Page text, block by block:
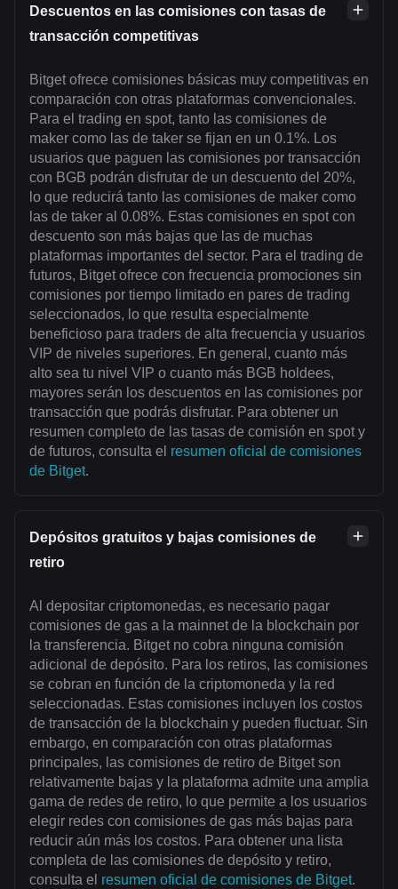
Descuentos en las comisiones con tasas de
transacción competitivas
Bitget ofrece comisiones básicas muy competitivas en
comparación con otras plataformas convencionales.
Para el trading en spot, tanto las comisiones de
maker como las de taker se fijan en un 0.1%. Los
usuarios que paguen las comisiones por transacción
con BGB podrán disfrutar de un descuento del 20%,
lo que reducirá tanto las comisiones de maker como
las de taker al 0.08%. Estas comisiones en spot con
descuento son más bajas que las de muchas
plataformas importantes del sector. Para el trading de
futuros, Bitget ofrece con frecuencia promociones sin
comisiones por tiempo limitado en pares de trading
seleccionados, lo que resulta especialmente
beneficioso para traders de alta frecuencia y usuarios
VIP de niveles superiores. En general, cuanto más
alto sea tu nivel VIP o cuanto más BGB holdees,
mayores serán los descuentos en las comisiones por
transacción que podrás disfrutar. Para obtener un
resumen completo de las tasas de comisión en spot y
de futuros, consulta el resumen oficial de comisiones
de Bitget.
Depósitos gratuitos y bajas comisiones de
retiro
Al depositar criptomonedas, es necesario pagar
comisiones de gas a la mainnet de la blockchain por
la transferencia. Bitget no cobra ninguna comisión
adicional de depósito. Para los retiros, las comisiones
se cobran en función de la criptomoneda y la red
seleccionadas. Estas comisiones incluyen los costos
de transacción de la blockchain y pueden fluctuar. Sin
embargo, en comparación con otras plataformas
principales, las comisiones de retiro de Bitget son
relativamente bajas y la plataforma admite una amplia
gama de redes de retiro, lo que permite a los usuarios
elegir redes con comisiones de gas más bajas para
reducir aún más los costos. Para obtener una lista
completa de las comisiones de depósito y retiro,
consulta el resumen oficial de comisiones de Bitget.